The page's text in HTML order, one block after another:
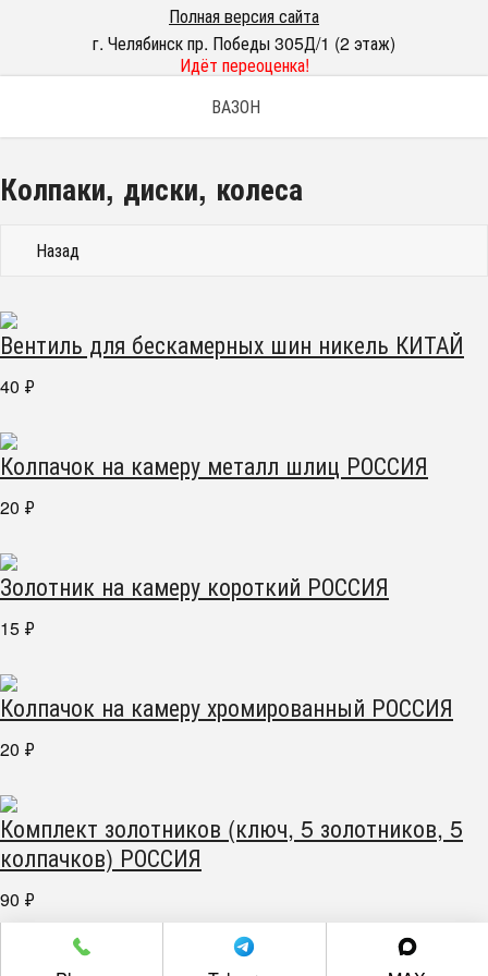
Полная версия сайта
г. Челябинск пр. Победы 305Д/1 (2 этаж)
Идёт переоценка!
ВАЗОН
Колпаки, диски, колеса
Назад
Вентиль для бескамерных шин никель КИТАЙ
40 ₽
Колпачок на камеру металл шлиц РОССИЯ
20 ₽
Золотник на камеру короткий РОССИЯ
15 ₽
Колпачок на камеру хромированный РОССИЯ
20 ₽
Комплект золотников (ключ, 5 золотников, 5
колпачков) РОССИЯ
90 ₽
г. Челябинск пр. Победы 305Д/1 (2 этаж)